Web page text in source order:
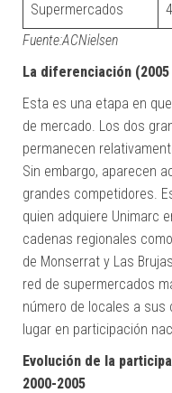
Supermercados
Fuente:ACNielsen
La diferenciación
Esta es una etapa en
de mercado. Los dos
permanecen
Sin embargo, aparecen
grandes competidores.
quien adquiere Unimarc
cadenas regionales
de Monserrat y Las
red de supermercados
número de locales a
lugar en participación
Evolución de la
2000-2005